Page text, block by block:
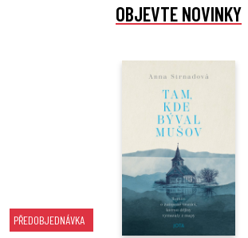
OBJEVTE NOVINKY
PŘEDOBJEDNÁVKA